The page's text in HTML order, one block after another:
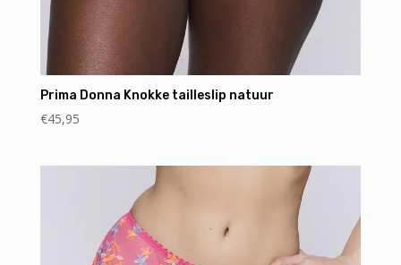
Prima Donna Knokke tailleslip natuur
€45,95